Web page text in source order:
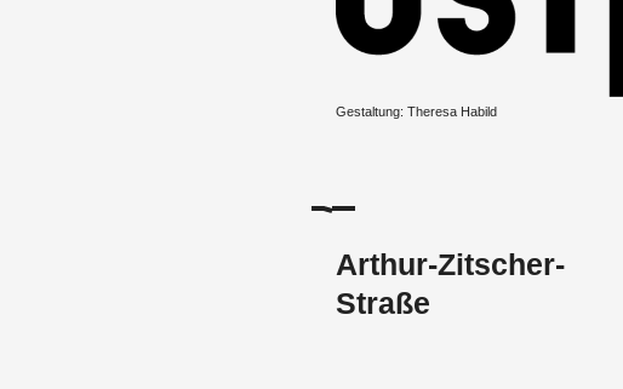
Ge­stal­tung: The­re­sa Ha­bild
Arthur-Zitscher-
Straße